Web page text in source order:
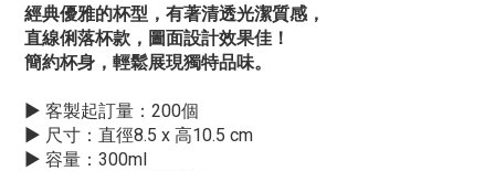
經典優雅的杯型，有著清透光潔質感，
直線俐落杯款，圖面設計效果佳！
簡約杯身，輕鬆展現獨特品味。
▶ 客製起訂量：200個
▶ 尺寸：直徑8.5 x 高10.5 cm
▶ 容量：300ml